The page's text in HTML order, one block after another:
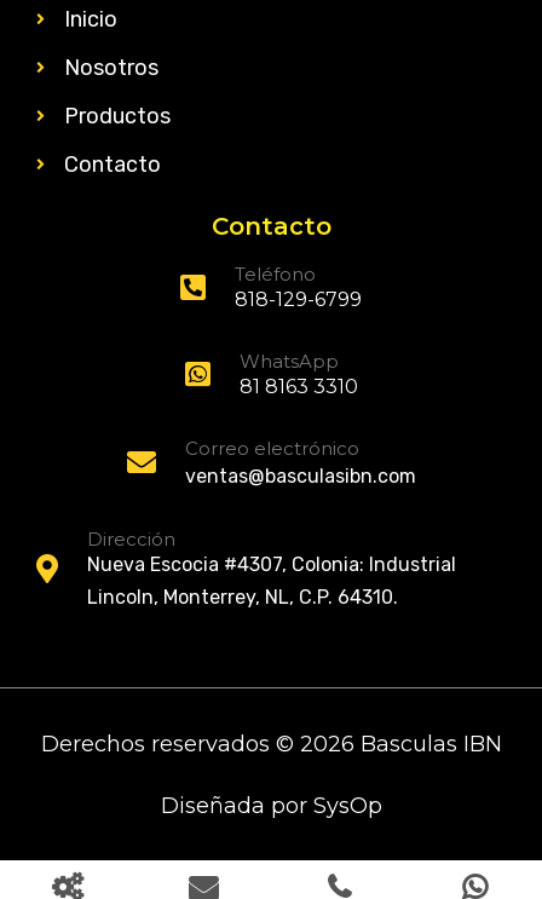
Inicio
Nosotros
Productos
Contacto
Contacto
Teléfono
818-129-6799
WhatsApp
81 8163 3310
Correo electrónico
ventas@basculasibn.com
Dirección
Nueva Escocia #4307, Colonia: Industrial
Lincoln, Monterrey, NL, C.P. 64310.
Derechos reservados © 2026 Basculas IBN
Diseñada por SysOp